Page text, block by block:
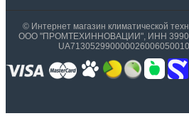
© Интернет магазин климатической
ООО "ПРОМТЕХИННОВАЦИИ", ИНН